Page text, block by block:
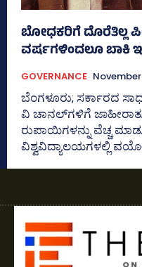
ಬೋಧಕರಿಗೆ ದೊರೆತಿಲ್ಲ
ವರ್ಷಗಳಿಂದಲೂ ಬಾಕಿ
GOVERNANCE November
ಬೆಂಗಳೂರು; ಸರ್ಕಾರದ
ವಿ ಚಾನಲ್‌ಗಳಿಗೆ
ರುಪಾಯಿಗಳನ್ನು ವೆಚ್ಚ
ವಿಶ್ವವಿದ್ಯಾಲಯಗಳಲ್ಲಿ